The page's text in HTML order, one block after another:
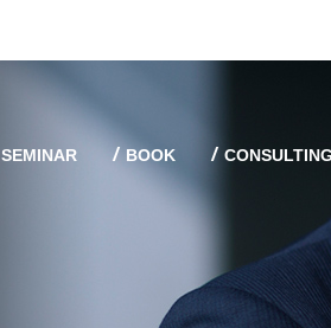
SEMINAR BOOK CONSULTING